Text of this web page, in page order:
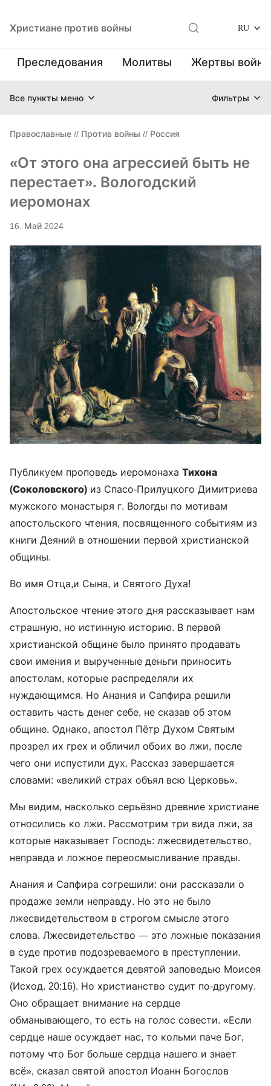
Христиане против войны RU
Преследования Молитвы Жертвы
Все пункты меню Фильтры
Православные // Против войны // Россия
«От этого она агрессией быть не
перестает». Вологодский
иеромонах
16. Май 2024
Публикуем проповедь иеромонаха Тихона
(Соколовского) из Спасо-Прилуцкого Димитриева
мужского монастыря г. Вологды по мотивам
апостольского чтения, посвященного событиям из
книги Деяний в отношении первой христианской
общины.
Во имя Отца,и Сына, и Святого Духа!
Апостольское чтение этого дня рассказывает нам
страшную, но истинную историю. В первой
христианской общине было принято продавать
свои имения и вырученные деньги приносить
апостолам, которые распределяли их
нуждающимся. Но Анания и Сапфира решили
оставить часть денег себе, не сказав об этом
общине. Однако, апостол Пётр Духом Святым
прозрел их грех и обличил обоих во лжи, после
чего они испустили дух. Рассказ завершается
словами: «великий страх объял всю Церковь».
Мы видим, насколько серьёзно древние христиане
относились ко лжи. Рассмотрим три вида лжи, за
которые наказывает Господь: лжесвидетельство,
неправда и ложное переосмысливание правды.
Анания и Сапфира согрешили: они рассказали о
продаже земли неправду. Но это не было
лжесвидетельством в строгом смысле этого
слова. Лжесвидетельство — это ложные показания
в суде против подозреваемого в преступлении.
Такой грех осуждается девятой заповедью Моисея
(Исход. 20:16). Но христианство судит по-другому.
Оно обращает внимание на сердце
обманывающего, то есть на голос совести. «Если
сердце наше осуждает нас, то кольми паче Бог,
потому что Бог больше сердца нашего и знает
всё», сказал святой апостол Иоанн Богослов